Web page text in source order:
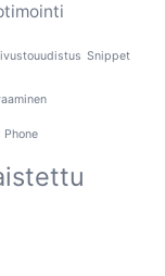
Snippet
Phone